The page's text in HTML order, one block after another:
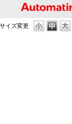
イズ変更